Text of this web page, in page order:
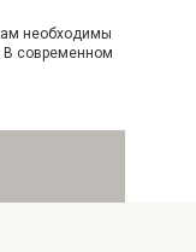
необходимы
современном